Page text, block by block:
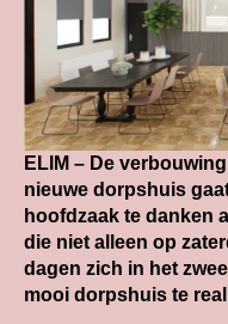
ELIM – De
nieuwe dorpshuis
hoofdzaak te danken
die niet alleen op
dagen zich in het
mooi dorpshuis te